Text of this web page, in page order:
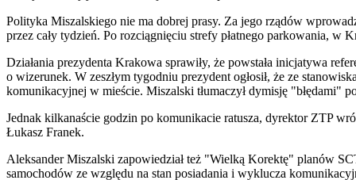
Polityka Miszalskiego nie ma dobrej prasy. Za jego rządów
przez cały tydzień. Po rozciągnięciu strefy płatnego parkowania,
Działania prezydenta Krakowa sprawiły, że powstała inicjatywa
o wizerunek. W zeszłym tygodniu prezydent ogłosił, że ze
komunikacyjnej w mieście. Miszalski tłumaczył dymisję "błędami"
Jednak kilkanaście godzin po komunikacie ratusza, dyrektor ZTP
Łukasz Franek.
Aleksander Miszalski zapowiedział też "Wielką Korektę" planów
samochodów ze względu na stan posiadania i wyklucza